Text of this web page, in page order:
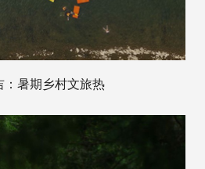
：暑期乡村文旅热